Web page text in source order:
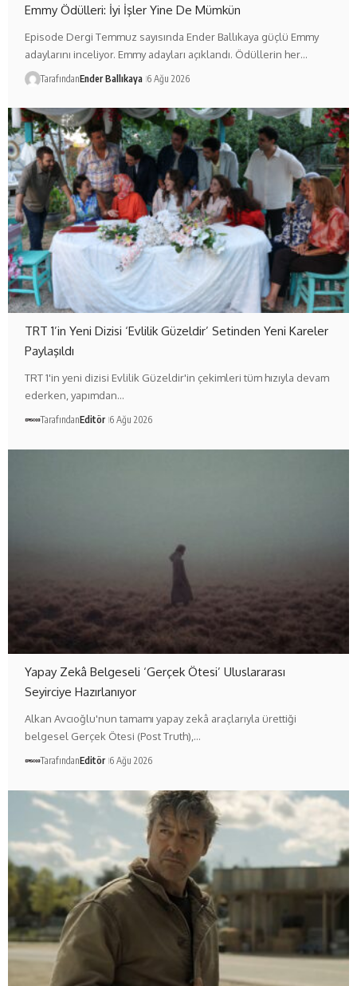
Emmy Ödülleri: İyi İşler Yine De Mümkün
Episode Dergi Temmuz sayısında Ender Ballıkaya güçlü Emmy
adaylarını inceliyor. Emmy adayları açıklandı. Ödüllerin her…
TarafındanEnder Ballıkaya 6 Ağu 2026
TRT 1’in Yeni Dizisi ‘Evlilik Güzeldir’ Setinden Yeni Kareler
Paylaşıldı
TRT 1'in yeni dizisi Evlilik Güzeldir'in çekimleri tüm hızıyla devam
ederken, yapımdan…
TarafındanEditör 6 Ağu 2026
Yapay Zekâ Belgeseli ‘Gerçek Ötesi’ Uluslararası
Seyirciye Hazırlanıyor
Alkan Avcıoğlu'nun tamamı yapay zekâ araçlarıyla ürettiği
belgesel Gerçek Ötesi (Post Truth),…
TarafındanEditör 6 Ağu 2026